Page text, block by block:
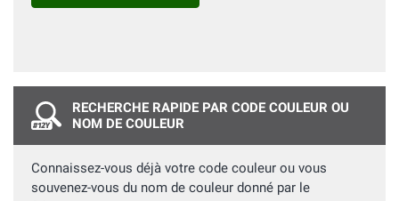
RECHERCHE RAPIDE PAR CODE COULEUR OU
NOM DE COULEUR
Connaissez-vous déjà votre code couleur ou vous
souvenez-vous du nom de couleur donné par le